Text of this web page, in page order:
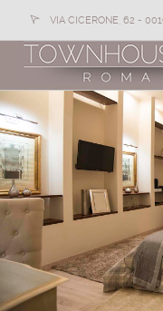
VIA CICERONE, 62 -
HOTEL
CHAMBRES
GALERIE DE PHOTOS
SERVICES
OFFRES
NEWS